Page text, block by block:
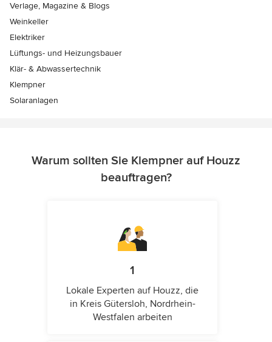
Verlage, Magazine & Blogs
Weinkeller
Elektriker
Lüftungs- und Heizungsbauer
Klär- & Abwassertechnik
Klempner
Solaranlagen
Warum sollten Sie Klempner auf Houzz
beauftragen?
1
Lokale Experten auf Houzz, die
in Kreis Gütersloh, Nordrhein-
Westfalen arbeiten